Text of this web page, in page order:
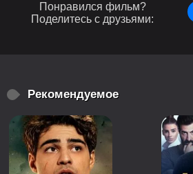
Понравился фильм?
Поделитесь с друзьями:
Рекомендуемое